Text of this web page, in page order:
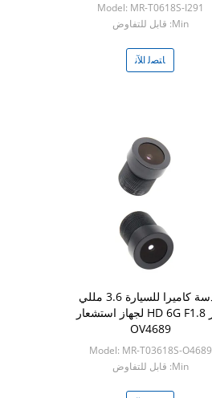
Model: MR-T0618S-I291
Min: قابل للتفاوض
ﺎﺘﺼﻟ ﺍﻶﻧ
عدسة كاميرا للسيارة 3.6 مللي
متر HD 6G F1.8 لجهاز استشعار
OV4689
Model: MR-T03618S-O4689
Min: قابل للتفاوض